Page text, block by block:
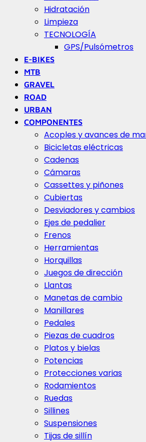
Hidratación
Limpieza
TECNOLOGÍA
GPS/Pulsómetros
E-BIKES
MTB
GRAVEL
ROAD
URBAN
COMPONENTES
Acoples y avances de
Bicicletas eléctricas
Cadenas
Cámaras
Cassettes y piñones
Cubiertas
Desviadores y cambios
Ejes de pedalier
Frenos
Herramientas
Horquillas
Juegos de dirección
Llantas
Manetas de cambio
Manillares
Pedales
Piezas de cuadros
Platos y bielas
Potencias
Protecciones varias
Rodamientos
Ruedas
Sillines
Suspensiones
Tijas de sillín